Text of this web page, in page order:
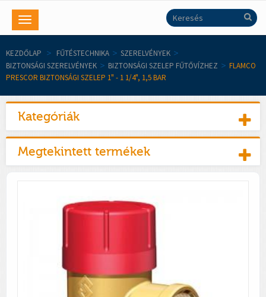
Toggle
navigation
KEZDŐLAP > FŰTÉSTECHNIKA > SZERELVÉNYEK >
BIZTONSÁGI SZERELVÉNYEK > BIZTONSÁGI SZELEP FŰTŐVÍZHEZ > FLAMCO
PRESCOR BIZTONSÁGI SZELEP 1" - 1 1/4", 1,5 BAR
Kategóriák
Megtekintett termékek